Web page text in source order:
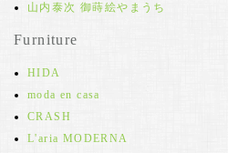
山内泰次 御蒔絵やまうち
Furniture
HIDA
moda en casa
CRASH
L'aria MODERNA